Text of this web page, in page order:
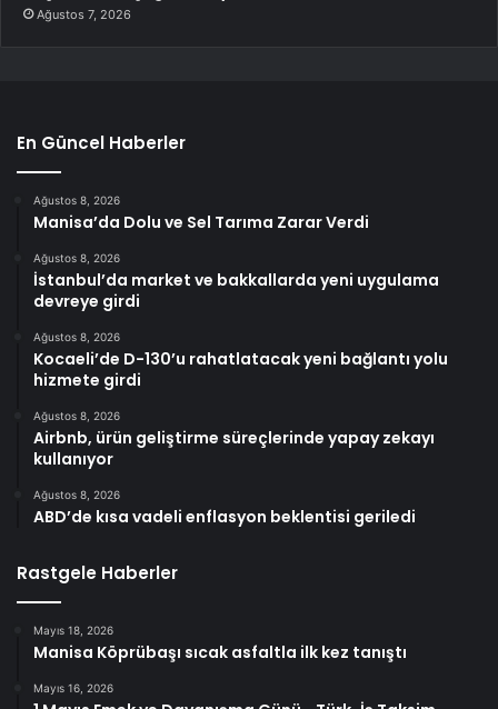
Ağustos 7, 2026
En Güncel Haberler
Ağustos 8, 2026
Manisa’da Dolu ve Sel Tarıma Zarar Verdi
Ağustos 8, 2026
İstanbul’da market ve bakkallarda yeni uygulama
devreye girdi
Ağustos 8, 2026
Kocaeli’de D-130’u rahatlatacak yeni bağlantı yolu
hizmete girdi
Ağustos 8, 2026
Airbnb, ürün geliştirme süreçlerinde yapay zekayı
kullanıyor
Ağustos 8, 2026
ABD’de kısa vadeli enflasyon beklentisi geriledi
Rastgele Haberler
Mayıs 18, 2026
Manisa Köprübaşı sıcak asfaltla ilk kez tanıştı
Mayıs 16, 2026